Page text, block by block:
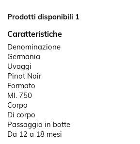
Prodotti disponibili 1
Caratteristiche
Denominazione
Germania
Uvaggi
Pinot Noir
Formato
Ml. 750
Corpo
Di corpo
Passaggio in botte
Da 12 a 18 mesi